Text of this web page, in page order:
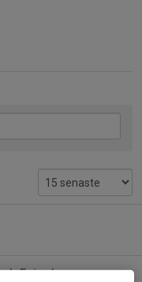
Fair play cup